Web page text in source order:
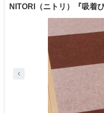
NITORI（ニトリ）『吸着